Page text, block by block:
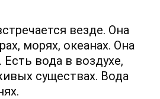
везде. Она
морях, океанах. Она
вода в воздухе,
существах. Вода